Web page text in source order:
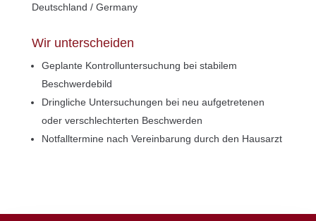
Deutschland / Germany
Wir unterscheiden
Geplante Kontrolluntersuchung bei stabilem
Beschwerdebild
Dringliche Untersuchungen bei neu aufgetretenen
oder verschlechterten Beschwerden
Notfalltermine nach Vereinbarung durch den Hausarzt